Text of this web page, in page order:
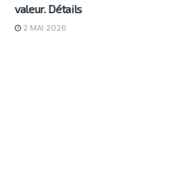
valeur. Détails
2 MAI 2026